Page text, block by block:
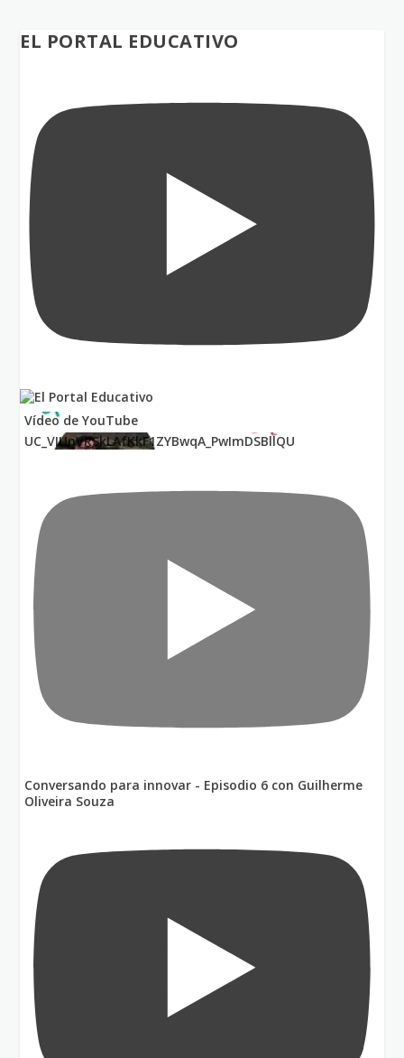
EL PORTAL EDUCATIVO
Vídeo de YouTube
UC_VIUnVRSkLAfKkF1ZYBwqA_PwImDSBllQU
Conversando para innovar - Episodio 6 con Guilherme
Oliveira Souza